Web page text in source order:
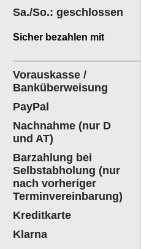
Sa./So.: geschlossen
Sicher bezahlen mit
Vorauskasse /
Banküberweisung
PayPal
Nachnahme (nur D
und AT)
Barzahlung bei
Selbstabholung (nur
nach vorheriger
Terminvereinbarung)
Kreditkarte
Klarna